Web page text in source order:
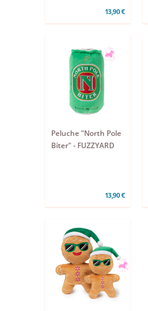
13,90 €
Peluche "North Pole
Biter" - FUZZYARD
13,90 €